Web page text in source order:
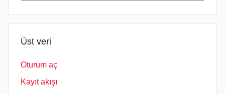
05323118894
Üst veri
Oturum aç
Kayıt akışı